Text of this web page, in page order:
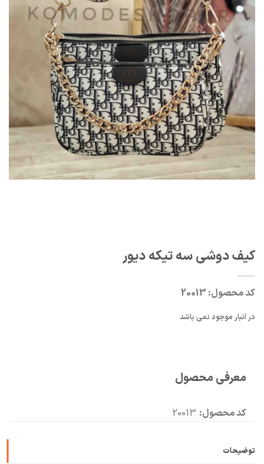
کیف دوشی سه تیکه دیور
کد محصول:20013
در انبار موجود نمی باشد
معرفی محصول
کد محصول: 20013
توضیحات